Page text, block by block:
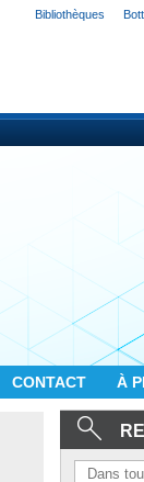
Bibliothèques
CONTACT À